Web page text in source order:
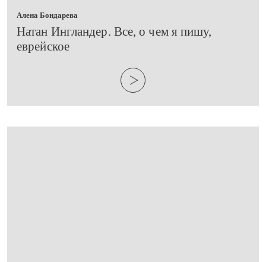
Алена Бондарева
​Натан Ингландер. Все, о чем я пишу,
еврейское